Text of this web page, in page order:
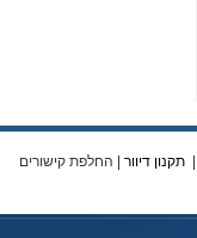
| תקנון דיוור | החלפת קישורים